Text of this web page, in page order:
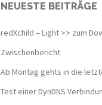
NEUESTE BEITRÄGE
redXchild – Light >> zum
Zwischenbericht
Ab Montag gehts in die
Test einer DynDNS